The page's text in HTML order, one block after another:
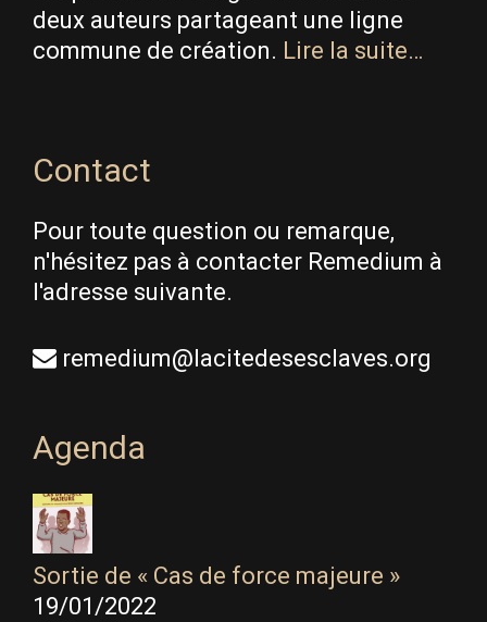
deux auteurs partageant une ligne
commune de création. Lire la suite…
Contact
Pour toute question ou remarque,
n'hésitez pas à contacter Remedium à
l'adresse suivante.
remedium@lacitedesesclaves.org
Agenda
Sortie de « Cas de force majeure »
19/01/2022